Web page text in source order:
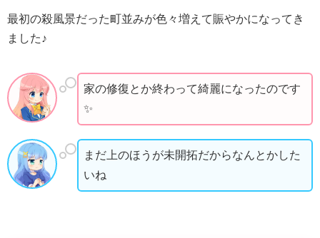
最初の殺風景だった町並みが色々増えて賑やかになってき
ました♪
家の修復とか終わって綺麗になったのです
✨
まだ上のほうが未開拓だからなんとかした
いね